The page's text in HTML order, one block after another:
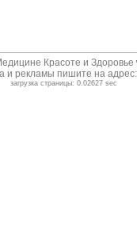
Красоте и Здоровье
и рекламы пишите на
загрузка страницы: 0.02627 sec